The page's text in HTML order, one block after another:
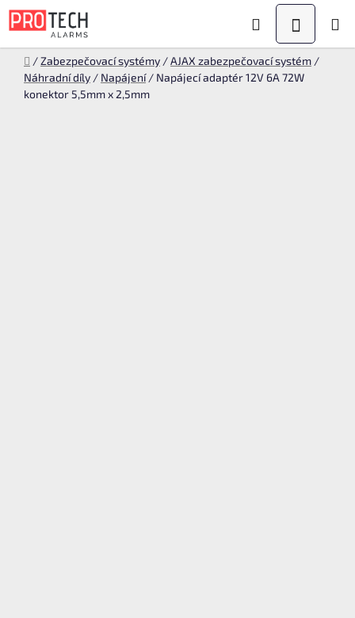
Přejít
na
Hledat
KOŠÍK
Domů
/Zabezpečovací systémy /AJAX zabezpečovací systém /
Náhradní díly / Napájení / Napájecí adaptér 12V 6A 72W
konektor 5,5mm x 2,5mm